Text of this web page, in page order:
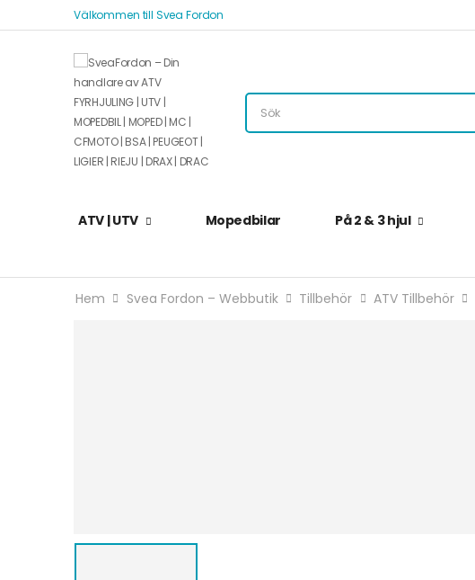
Välkommen till Svea Fordon
ATV | UTV Mopedbilar På 2 & 3 hjul
Hem Svea Fordon – Webbutik Tillbehör ATV Tillbehör